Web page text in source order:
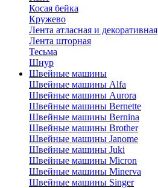
Косая бейка
Кружево
Лента aтласная и декоративная
Лента шторная
Тесьма
Шнур
Швейные машины
Швейные машины Alfa
Швейные машины Aurora
Швейные машины Bernette
Швейные машины Bernina
Швейные машины Brother
Швейные машины Janome
Швейные машины Juki
Швейные машины Micron
Швейные машины Minerva
Швейные машины Singer